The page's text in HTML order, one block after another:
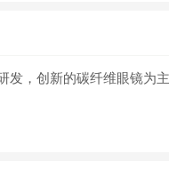
发，创新的碳纤维眼镜为